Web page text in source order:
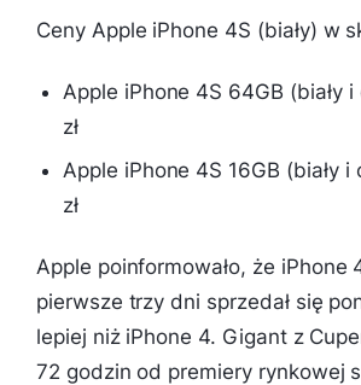
Ceny Apple iPhone 4S (biały) w
Apple iPhone 4S 64GB (biały
zł
Apple iPhone 4S 16GB (biały
zł
Apple poinformowało, że iPhone
pierwsze trzy dni sprzedał się
lepiej niż iPhone 4. Gigant z
72 godzin od premiery rynkowej